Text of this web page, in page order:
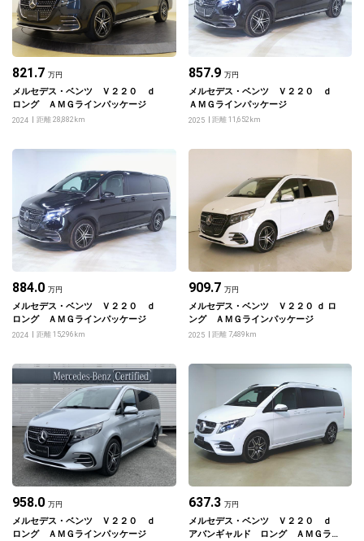
821.7 万円
メルセデス・ベンツ Ｖ２２０ ｄ
ロング ＡＭＧラインパッケージ
2024 距離 28,882km
857.9 万円
メルセデス・ベンツ Ｖ２２０ ｄ
ＡＭＧラインパッケージ
2025 距離 11,652km
884.0 万円
メルセデス・ベンツ Ｖ２２０ ｄ
ロング ＡＭＧラインパッケージ
2024 距離 15,296km
909.7 万円
メルセデス・ベンツ Ｖ２２０ ｄ ロ
ング ＡＭＧラインパッケージ
2025 距離 7,489km
958.0 万円
メルセデス・ベンツ Ｖ２２０ ｄ
ロング ＡＭＧラインパッケージ
637.3 万円
メルセデス・ベンツ Ｖ２２０ ｄ
アバンギャルド ロング ＡＭＧライ